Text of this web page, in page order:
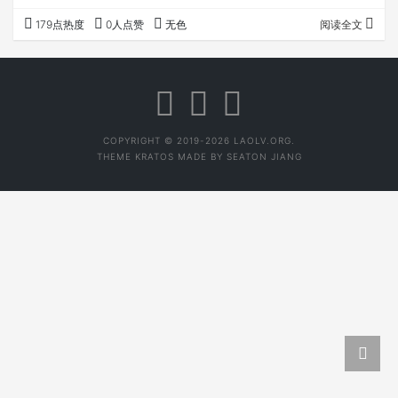
179点热度 0人点赞 无色 阅读全文
COPYRIGHT © 2019-2026 LAOLV.ORG.
THEME KRATOS MADE BY SEATON JIANG